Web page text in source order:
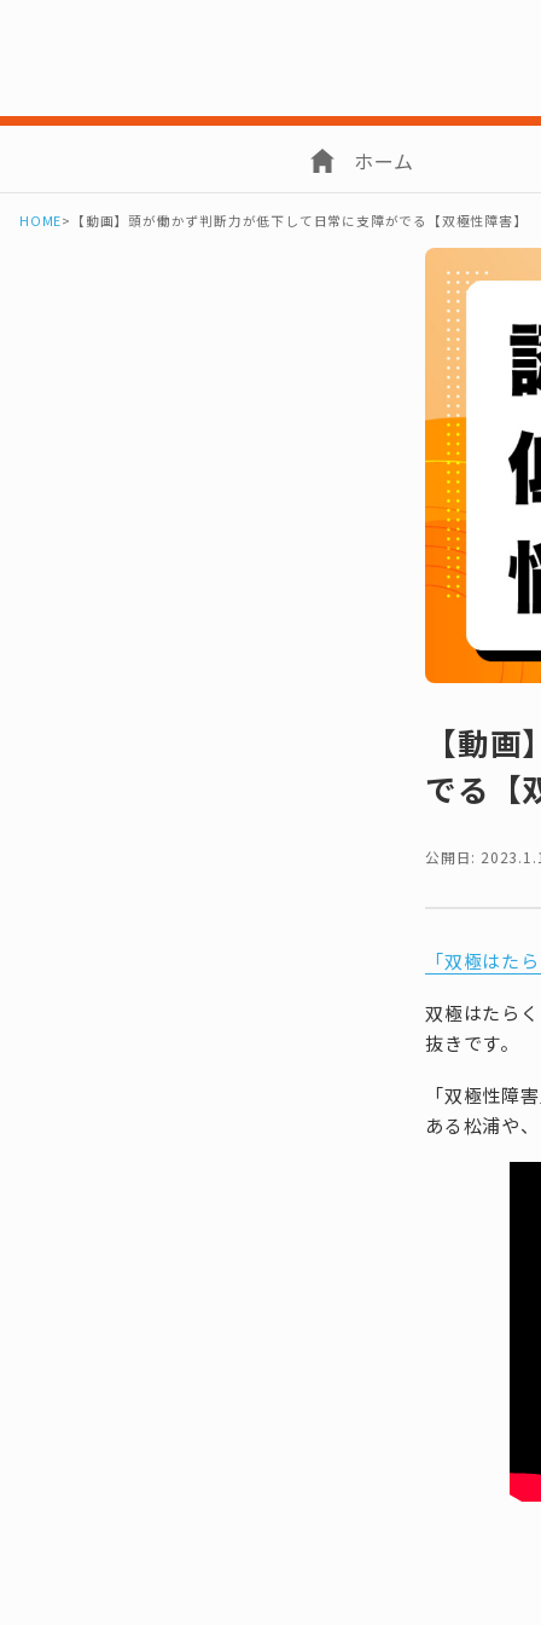
ホーム
HOME> 【動画】頭が働かず判断力が低下して日常に支障がでる【双極性障害】
【動
でる【
公開日:
「双極はた
双極はたら
抜きです。
「双極性障
ある松浦や